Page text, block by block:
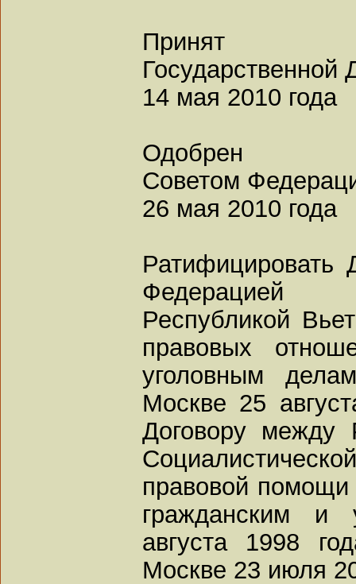
Принят
Государственной
14 мая 2010 года
Одобрен
Советом
26 мая 2010 года
Ратифицировать
Федерацией
Республикой
правовых
уголовным
Москве 25
Договору между
правовой
гражданским и
августа 1998
Москве 23 июля